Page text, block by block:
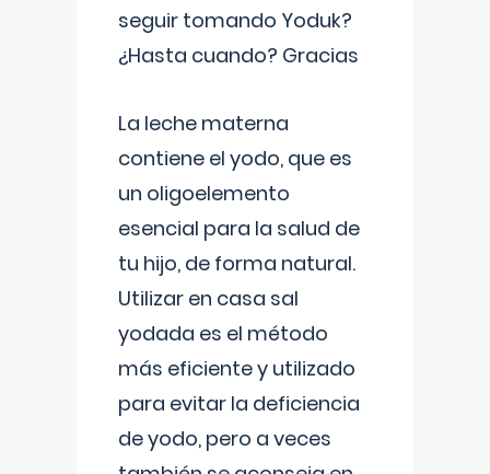
seguir tomando Yoduk?
¿Hasta cuando? Gracias
La leche materna
contiene el yodo, que es
un oligoelemento
esencial para la salud de
tu hijo, de forma natural.
Utilizar en casa sal
yodada es el método
más eficiente y utilizado
para evitar la deficiencia
de yodo, pero a veces